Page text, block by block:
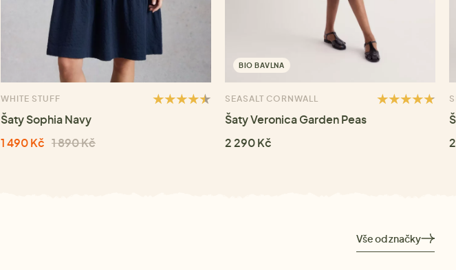
WHITE STUFF
Šaty Sophia Navy
1 490 Kč 1 890 Kč
BIO BAVLNA
SEASALT CORNWALL
Šaty Veronica Garden Peas
2 290 Kč
Vše od značky